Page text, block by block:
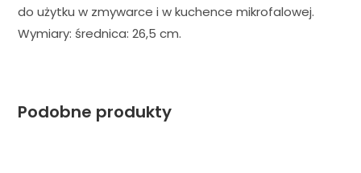
do użytku w zmywarce i w kuchence mikrofalowej.
Wymiary: średnica: 26,5 cm.
Podobne produkty